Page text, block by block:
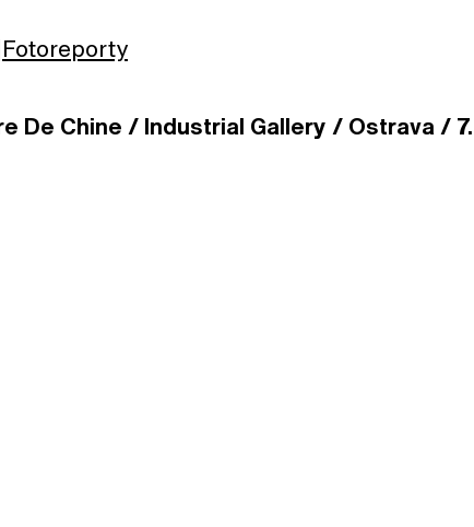
Fotoreporty
De Chine / Industrial Gallery / Ostrava /